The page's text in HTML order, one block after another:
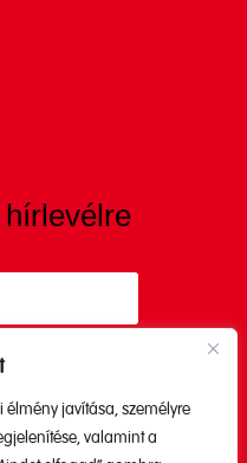
javítása, személyre
valamint a